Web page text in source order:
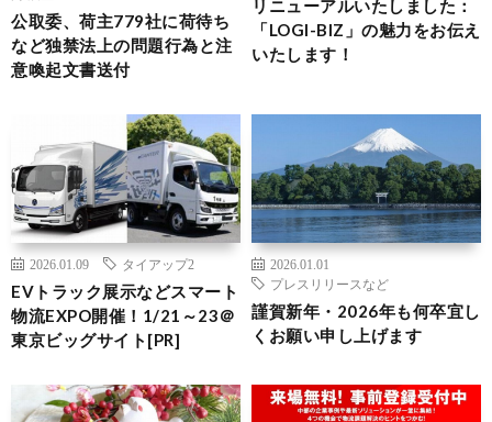
公取委、荷主779社に荷待ち
など独禁法上の問題行為と注
意喚起文書送付
リニューアルいたしました：
「LOGI-BIZ」の魅力をお伝え
いたします！
2026.01.09 タイアップ2
EVトラック展示などスマート
物流EXPO開催！1/21～23＠
東京ビッグサイト[PR]
2026.01.01
プレスリリースなど
謹賀新年・2026年も何卒宜し
くお願い申し上げます